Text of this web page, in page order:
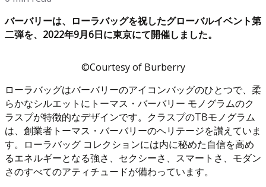
バーバリーは、ローラバッグを祝したグローバルイベント第
二弾を、2022年9月6日に東京にて開催しました。
©Courtesy of Burberry
ローラバッグはバーバリーのアイコンバッグのひとつで、柔
らかなシルエットにトーマス・バーバリー モノグラムのク
ラスプが特徴的なデザインです。クラスプのTBモノグラム
は、創業者トーマス・バーバリーのヘリテージを讃えていま
す。ローラバッグ コレクションには内に秘めた自信を高め
るエネルギーとなる強さ、セクシーさ、スマートさ、モダン
さのすべてのアティチュードが備わっています。